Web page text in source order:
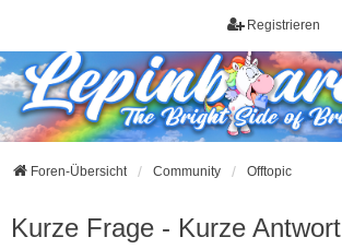
Registrieren
Foren-Übersicht Community Offtopic
Kurze Frage - Kurze Antwort